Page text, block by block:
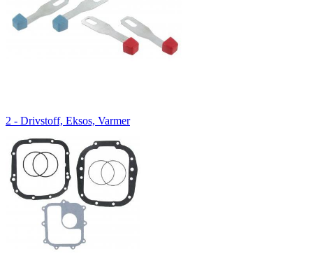
2 - Drivstoff, Eksos, Varmer